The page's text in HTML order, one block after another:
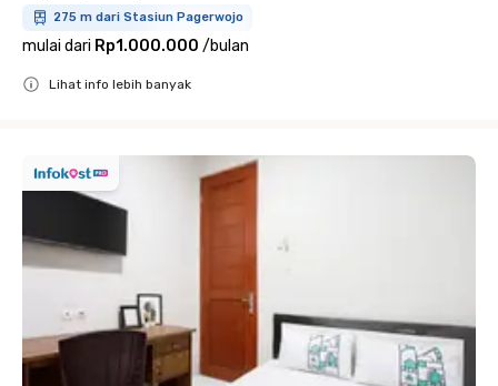
275 m dari Stasiun Pagerwojo
mulai dari Rp1.000.000 /bulan
Lihat info lebih banyak